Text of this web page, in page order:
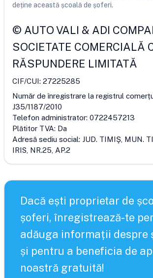
deține această școală de șoferi.
© AUTO VALI & ADI
SOCIETATE COMERCIALĂ
RĂSPUNDERE LIMITATĂ
CIF/CUI: 27225285
Număr de înregistrare la registrul
J35/1187/2010
Telefon administrator: 0722457213
Plătitor TVA: Da
Adresă sediu social: JUD. TIMIŞ, MUN.
IRIS, NR.25, AP.2
Dacă ești proprietar de
șoferi, înregistrează-te
adăuga informații despre
și pentru a beneficia de
noastră gratuită!